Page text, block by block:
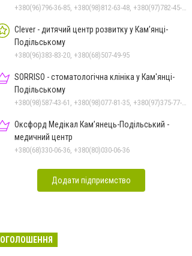
+380(96)796-36-85, +380(98)812-63-48, +380(97)782-45-70
Clever - дитячий центр розвитку у Кам’янці-
Подільському
+380(96)383-83-20, +380(68)507-49-95
SORRISO - стоматологічна клініка у Кам'янці-
Подільському
+380(98)587-43-61, +380(98)077-81-35, +380(97)375-77-72, +380(97)982-31-07
Оксфорд Медікал Кам’янець-Подільський -
медичний центр
+380(68)330-06-36, +380(80)030-06-36
Додати підприємство
ОГОЛОШЕННЯ